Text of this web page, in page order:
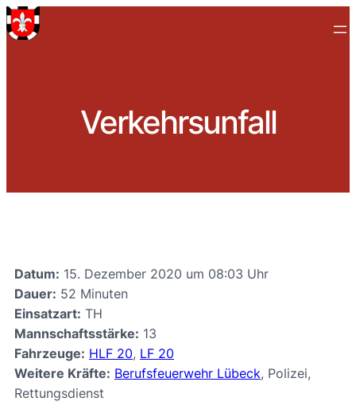
Verkehrsunfall
Datum: 15. Dezember 2020 um 08:03 Uhr
Dauer: 52 Minuten
Einsatzart: TH
Mannschaftsstärke: 13
Fahrzeuge: HLF 20, LF 20
Weitere Kräfte: Berufsfeuerwehr Lübeck, Polizei,
Rettungsdienst